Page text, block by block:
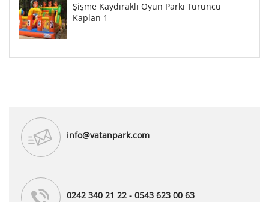
Şişme Kaydıraklı Oyun Parkı Turuncu
Kaplan 1
info@vatanpark.com
0242 340 21 22 - 0543 623 00 63